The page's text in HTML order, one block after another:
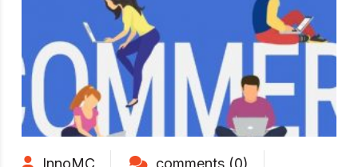
InnoMC
comments (0)